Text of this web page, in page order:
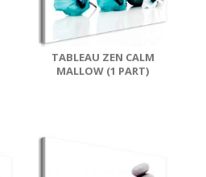
TABLEAU ZEN CALM
MALLOW (1 PART)